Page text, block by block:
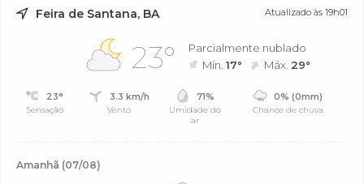
Feira de Santana, BA Atualizado às 19h01
23°
Parcialmente nublado
Mín.17° Máx. 29°
23°
Sensação
3.3 km/h
Vento
71%
Umidade do
ar
0% (0mm)
Chance de chuva
Amanhã (07/08)